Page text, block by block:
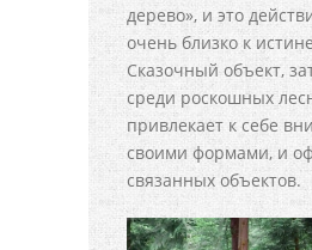
дерево», и это
очень близко к
Сказочный объект,
среди роскошных
привлекает к себе
своими формами, и
связанных объектов.